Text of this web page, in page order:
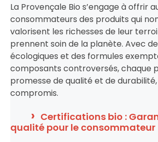
La Provençale Bio s’engage à offrir
consommateurs des produits qui
valorisent les richesses de leur
prennent soin de la planète. Avec
écologiques et des formules
composants controversés, chaque
promesse de qualité et de durabilité,
compromis.
Certifications bio :
qualité pour le consommateur